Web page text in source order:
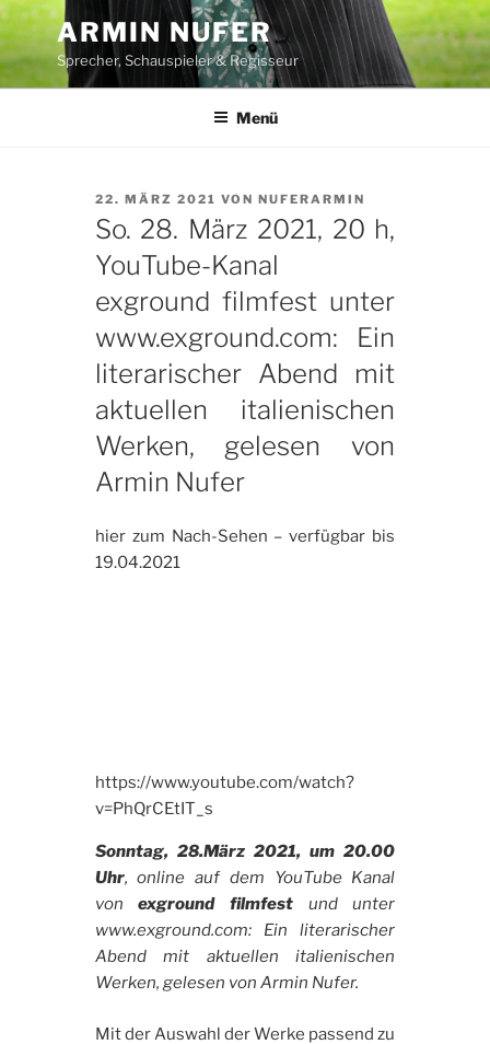
Zum
Inhalt
springen
ARMIN NUFER
Sprecher, Schauspieler & Regisseur
Menü
VERÖFFENTLICHT
AM
22. MÄRZ 2021 VON NUFERARMIN
So. 28. März 2021, 20 h,
YouTube-Kanal
exground filmfest unter
www.exground.com: Ein
literarischer Abend mit
aktuellen italienischen
Werken, gelesen von
Armin Nufer
hier zum Nach-Sehen – verfügbar bis
19.04.2021
https://www.youtube.com/watch?
v=PhQrCEtIT_s
Sonntag, 28.März 2021, um 20.00
Uhr, online auf dem YouTube Kanal
vonexground filmfest und unter
www.exground.com: Ein literarischer
Abend mit aktuellen italienischen
Werken, gelesen von Armin Nufer.
Mit der Auswahl der Werke passend zu